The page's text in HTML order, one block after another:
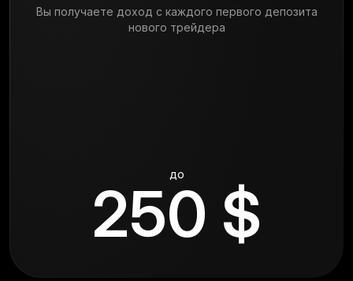
Вы получаете доход с каждого первого депозита
нового трейдера
до
250 $